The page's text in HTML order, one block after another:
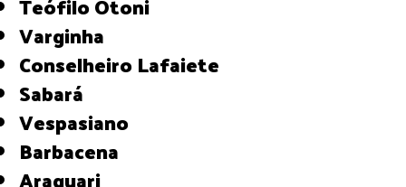
Varginha
Conselheiro Lafaiete
Sabará
Vespasiano
Barbacena
Araguari